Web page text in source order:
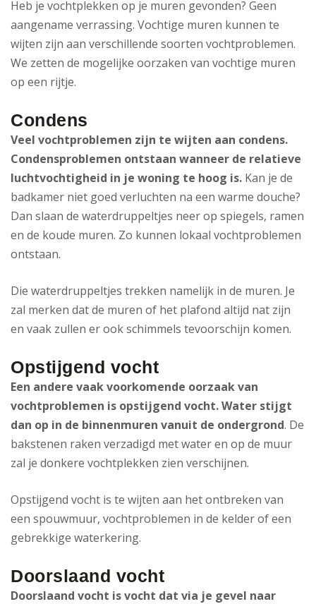
Heb je vochtplekken op je muren gevonden? Geen
aangename verrassing. Vochtige muren kunnen te
wijten zijn aan verschillende soorten vochtproblemen.
We zetten de mogelijke oorzaken van vochtige muren
op een rijtje.
Condens
Veel vochtproblemen zijn te wijten aan condens.
Condensproblemen ontstaan wanneer de relatieve
luchtvochtigheid in je woning te hoog is. Kan je de
badkamer niet goed verluchten na een warme douche?
Dan slaan de waterdruppeltjes neer op spiegels, ramen
en de koude muren. Zo kunnen lokaal vochtproblemen
ontstaan.
Die waterdruppeltjes trekken namelijk in de muren. Je
zal merken dat de muren of het plafond altijd nat zijn
en vaak zullen er ook schimmels tevoorschijn komen.
Opstijgend vocht
Een andere vaak voorkomende oorzaak van
vochtproblemen is opstijgend vocht. Water stijgt
dan op in de binnenmuren vanuit de ondergrond. De
bakstenen raken verzadigd met water en op de muur
zal je donkere vochtplekken zien verschijnen.
Opstijgend vocht is te wijten aan het ontbreken van
een spouwmuur, vochtproblemen in de kelder of een
gebrekkige waterkering.
Doorslaand vocht
Doorslaand vocht is vocht dat via je gevel naar